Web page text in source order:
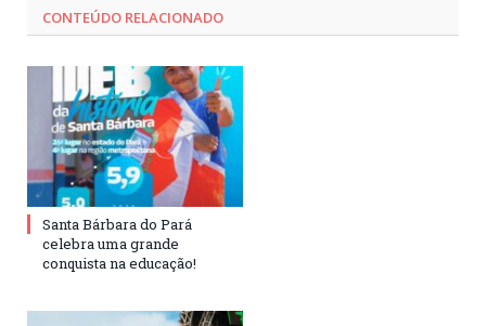
CONTEÚDO RELACIONADO
Santa Bárbara do Pará
celebra uma grande
conquista na educação!